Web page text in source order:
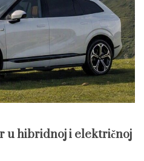
u hibridnoj i električnoj